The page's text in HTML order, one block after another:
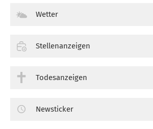
Wetter
Stellenanzeigen
Todesanzeigen
Newsticker